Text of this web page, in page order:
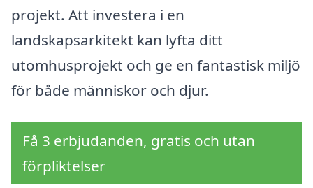
projekt. Att investera i en
landskapsarkitekt kan lyfta ditt
utomhusprojekt och ge en fantastisk miljö
för både människor och djur.
Få 3 erbjudanden, gratis och utan
förpliktelser